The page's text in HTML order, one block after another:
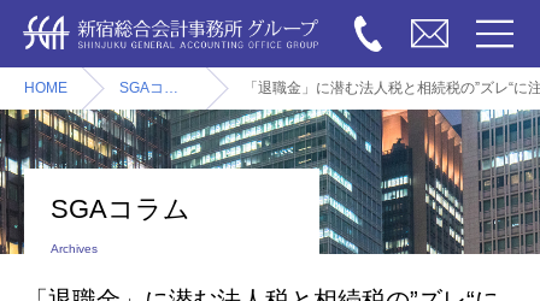
HOME SGAコラム 「退職金」に潜む法人税と相続税の”ズレ“に
SGAコラム
Archives